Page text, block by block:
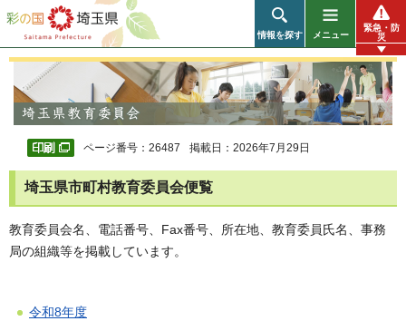
彩の国 埼玉県
情報を探す メニュー
緊急・防
災
ページ番号：26487 掲載日：2026年7月29日
埼玉県市町村教育委員会便覧
教育委員会名、電話番号、Fax番号、所在地、教育委員氏名、事務
局の組織等を掲載しています。
令和8年度